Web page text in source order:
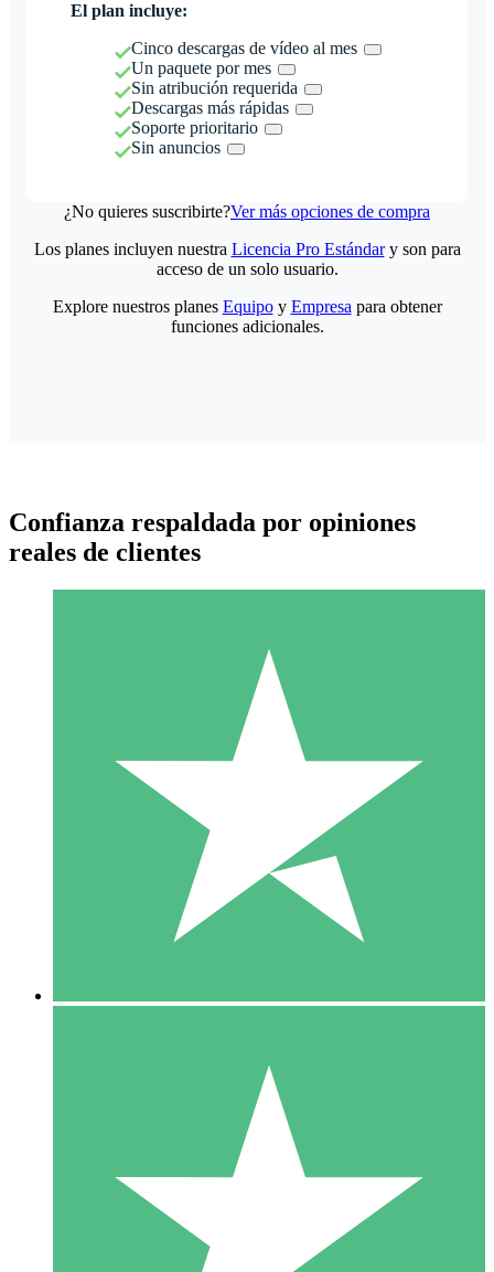
El plan incluye:
Cinco descargas de vídeo al mes
Un paquete por mes
Sin atribución requerida
Descargas más rápidas
Soporte prioritario
Sin anuncios
¿No quieres suscribirte?Ver más opciones de compra
Paquetes de Créditos Individuales
Paga según el uso con créditos de descarga. Sin compromiso
10 00
10 Descargas
20 00
Los planes incluyen nuestra Licencia Pro Estándary son para
acceso de un solo usuario.
Explore nuestros planes Equipoy Empresa para obtener
funciones adicionales.
Confianza respaldada por opiniones
reales de clientes